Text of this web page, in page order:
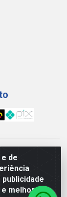
de
melhorar a
DE MATERIAL
790 -
505 - CNPJ